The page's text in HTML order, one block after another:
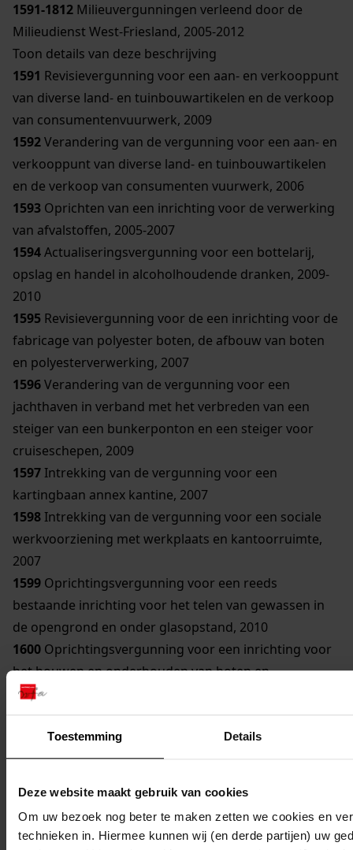
Toestemming Details
Deze website maakt gebruik van cookies
Om uw bezoek nog beter te maken zetten we cookies en
technieken in. Hiermee kunnen wij (en derde partijen) uw
1591-1812 Milieuvergunningen verleend door de
Milieudienst West-Friesland, 2005-2012
Toon details van deze beschrijving
1591 Revisievergunning voor een aan- en verkooppunt
van diverse land- en tuinbouwartikelen en de verkoop
van consumentenvuurwerk, 2009
1592Verandering van de vergunning voor een aan- en
verkooppunt van diverse land- en tuinbouwartikelen
en de verkoop van consumenten vuurwerk, 2006
1593 Oprichten van een inrichting voor de verwerking
van afvalstoffen, 2005-2007
1594Actualiseringsvergunning voor een bottelarij,
opslag en handel in alcoholhoudende dranken, 2009-
2010
1595 Revisievergunning voor de een inrichting voor de
fabricage van polyester boten, de afbouw van boten
en polyesterverwerking, 2007
1596Verandering van de vergunning voor een
jachthaven in verband met het verbreden van een
steiger van een bunkerponton en een steiger voor
cruiseschepen, 2009
1597 Intrekking van de vergunning voor een
kartingbaan annex kantine, 2007
1598 Intrekking van de vergunning voor een sociale
werkvoorziening met werkplaats en kantoorruimte,
2007
1599 Oprichtingsvergunning voor een reeds
bestaande inrichting voor het telen van gewassen in
de opengrond en onder glasopstand, 2010
1600 Oprichtingsvergunning voor een inrichting voor
het bouwen en onderhouden van boten en
toebehoren, 2009
1601Verandering van de vergunning voor een
metaalbewerkingsbedrijf, 2006
1602Revisievergunning voor het in werking hebben
1603 Verandering van de vergunning voor een